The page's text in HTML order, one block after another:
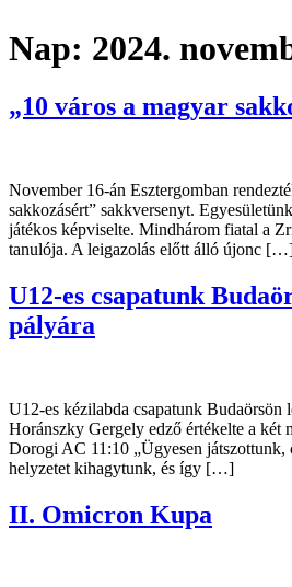
Nap: 2024.
„10 város a magyar
November 16-án Esztergomban
sakkozásért” sakkversenyt.
játékos képviselte. Mindhárom fiatal a
tanulója. A leigazolás előtt álló újonc
U12-es csapatunk
pályára
U12-es kézilabda csapatunk Budaörsön
Horánszky Gergely edző értékelte a két
Dorogi AC 11:10 „Ügyesen játszottunk,
helyzetet kihagytunk, és így […]
II. Omicron Kupa